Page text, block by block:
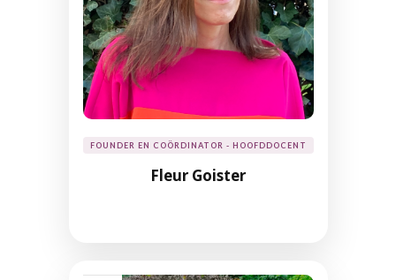
FOUNDER EN COÖRDINATOR - HOOFDDOCENT
Fleur Goister